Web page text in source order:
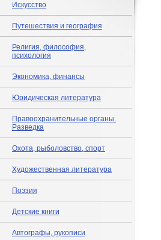
Искусство
Путешествия и география
Религия, философия,
психология
Экономика, финансы
Юридическая литература
Правоохранительные органы.
Разведка
Охота, рыболовство, спорт
Художественная литература
Поэзия
Детские книги
Автографы, рукописи